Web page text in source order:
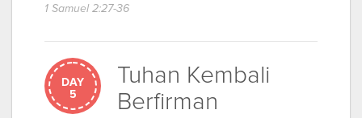
1 Samuel 2:27-36
DAY
5
Tuhan Kembali
Berfirman